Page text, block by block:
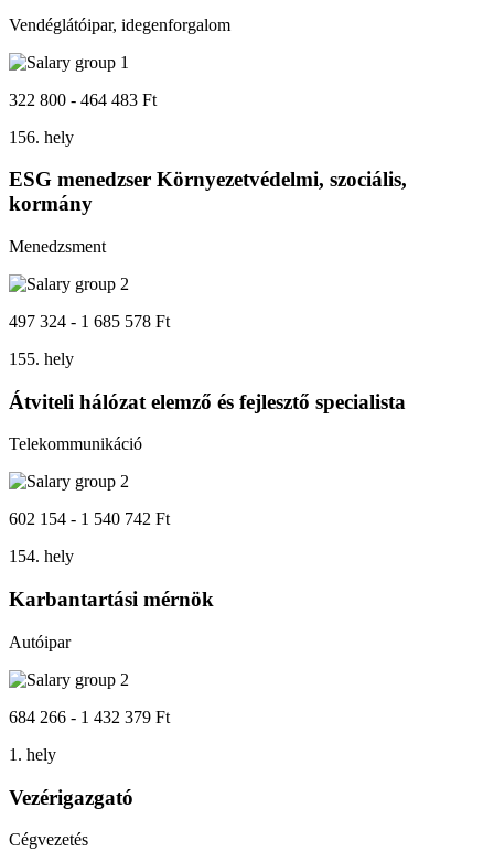
Vendéglátóipar, idegenforgalom
322 800 - 464 483 Ft
156. hely
ESG menedzser Környezetvédelmi, szociális,
kormány
Menedzsment
497 324 - 1 685 578 Ft
155. hely
Átviteli hálózat elemző és fejlesztő specialista
Telekommunikáció
602 154 - 1 540 742 Ft
154. hely
Karbantartási mérnök
Autóipar
684 266 - 1 432 379 Ft
1. hely
Vezérigazgató
Cégvezetés